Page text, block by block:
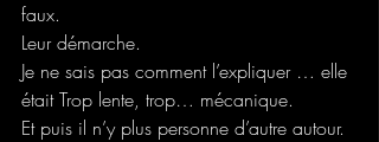
faux.
Leur démarche.
Je ne sais pas comment l’expliquer … elle
était Trop lente, trop… mécanique.
Et puis il n’y plus personne d’autre autour.